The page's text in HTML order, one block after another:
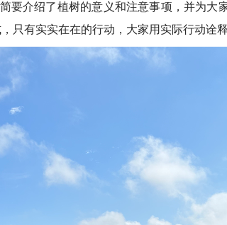
介绍了植树的意义和注意事项，并为大
只有实实在在的行动，大家用实际行动诠